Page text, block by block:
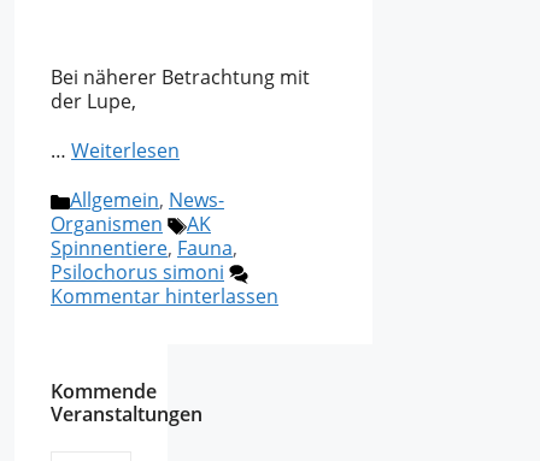
Bei näherer Betrachtung mit
der Lupe,
… Weiterlesen
Kategorien
Allgemein, News-
Organismen
Schlagwörter
AK
Spinnentiere, Fauna,
Psilochorus simoni
Kommentar hinterlassen
Kommende
Veranstaltungen